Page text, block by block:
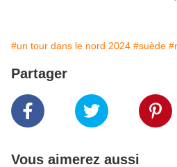
#un tour dans le nord 2024 #suède
Partager
Vous aimerez aussi